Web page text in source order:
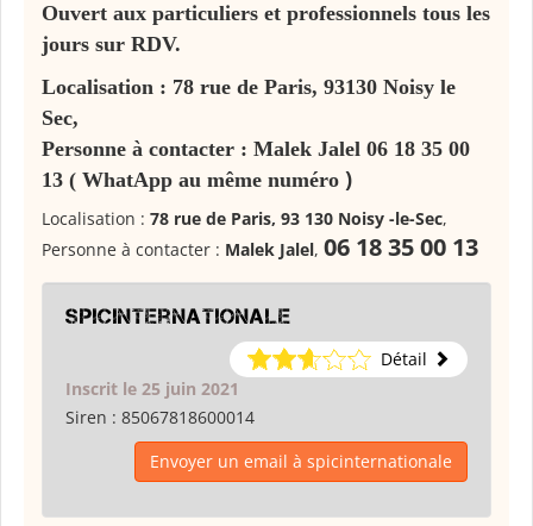
Ouvert aux particuliers et professionnels tous les
jours sur RDV.
Localisation : 78 rue de Paris, 93130 Noisy le
Sec,
Personne à contacter : Malek Jalel 06 18 35 00
13 ( WhatApp au même numéro )
Localisation : 78 rue de Paris, 93 130 Noisy -le-Sec,
Personne à contacter : Malek Jalel, 06 18 35 00 13
spicinternationale
Détail
Inscrit le 25 juin 2021
Siren : 85067818600014
Envoyer un email à spicinternationale